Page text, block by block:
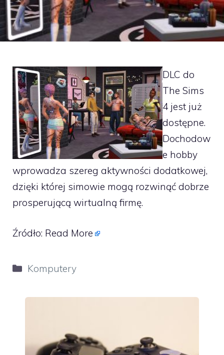
DLC do
The Sims
4 jest już
dostępne.
Dochodow
e hobby
wprowadza szereg aktywności dodatkowej,
dzięki której simowie mogą rozwinąć dobrze
prosperującą wirtualną firmę.
Źródło: Read More
Kategorie
Komputery